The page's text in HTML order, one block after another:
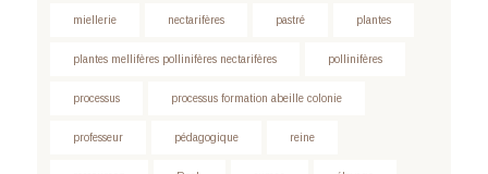
miellerie nectarifères pastré plantes
plantes mellifères pollinifères nectarifères pollinifères
processus processus formation abeille colonie
professeur pédagogique reine